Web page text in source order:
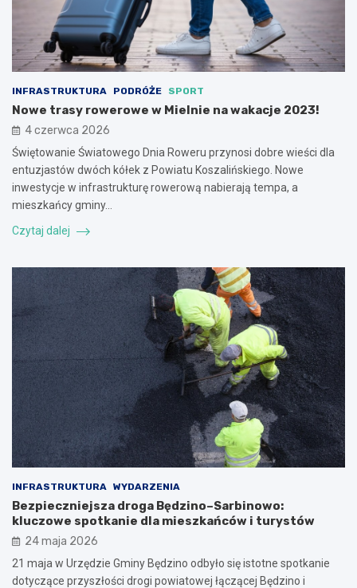
INFRASTRUKTURA PODRÓŻE SPORT
Nowe trasy rowerowe w Mielnie na wakacje 2023!
4 czerwca 2026
Świętowanie Światowego Dnia Roweru przynosi dobre wieści dla
entuzjastów dwóch kółek z Powiatu Koszalińskiego. Nowe
inwestycje w infrastrukturę rowerową nabierają tempa, a
mieszkańcy gminy…
Czytaj dalej
INFRASTRUKTURA WYDARZENIA
Bezpieczniejsza droga Będzino–Sarbinowo:
kluczowe spotkanie dla mieszkańców i turystów
24 maja 2026
21 maja w Urzędzie Gminy Będzino odbyło się istotne spotkanie
dotyczące przyszłości drogi powiatowej łączącej Będzino i